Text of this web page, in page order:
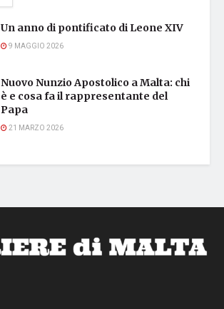
Un anno di pontificato di Leone XIV
9 MAGGIO 2026
Nuovo Nunzio Apostolico a Malta: chi
è e cosa fa il rappresentante del
Papa
21 MARZO 2026